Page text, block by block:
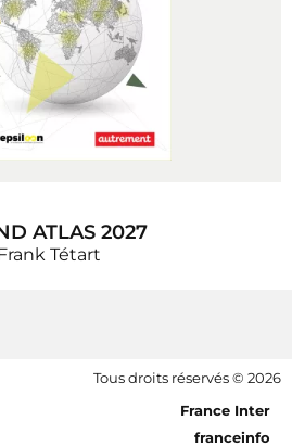
ATLAS 2027
Tétart
Tous droits réservés © 2026
[RDF] Pied de page - Mobile
France Inter
franceinfo